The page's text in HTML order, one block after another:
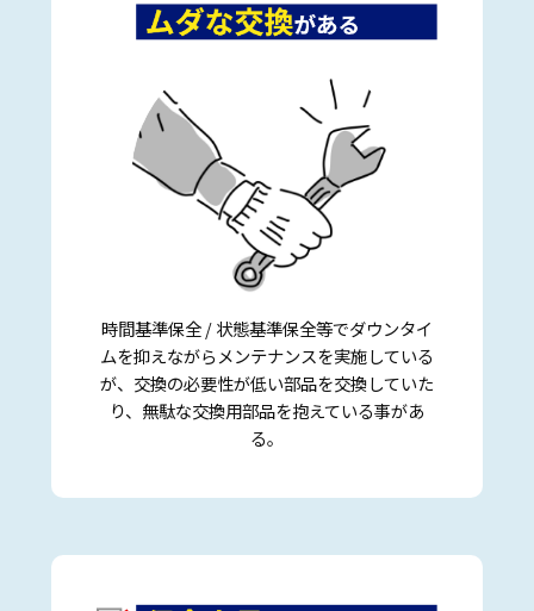
時間基準保全 / 状態基準保全等でダウンタイ
ムを抑えながらメンテナンスを実施している
が、交換の必要性が低い部品を交換していた
り、無駄な交換用部品を抱えている事があ
る。